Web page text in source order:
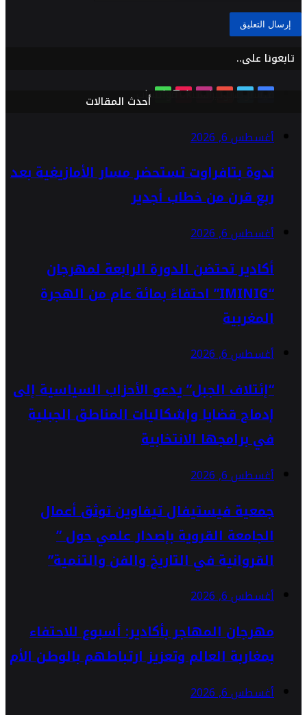
تابعونا على..
فيسبوك
تويتريوتيوبانستقرام
TikTokواتسابأحدث المقالات
أغسطس 6, 2026
ندوة بتافراوت تستحضر مسار الأمازيغية بعد
ربع قرن من خطاب أجدير
أغسطس 6, 2026
أكادير تحتضن الدورة الرابعة لمهرجان
“IMINIG” احتفاءً بمائة عام من الهجرة
المغربية
أغسطس 6, 2026
“إئتلاف الجبل” يدعو الأحزاب السياسية إلى
إدماج قضايا وإشكاليات المناطق الجبلية
في برامجها الانتخابية
أغسطس 6, 2026
جمعية فيستيفال تيفاوين توثق أعمال
الجامعة القروية بإصدار علمي حول ”
القروانية في التاريخ والفن والتنمية”
أغسطس 6, 2026
مهرجان المهاجر بأكادير: أسبوع للاحتفاء
بمغاربة العالم وتعزيز ارتباطهم بالوطن الأم
أغسطس 6, 2026